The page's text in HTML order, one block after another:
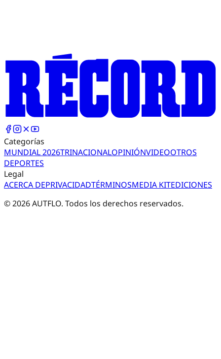
Categorías
MUNDIAL 2026TRINACIONALOPINIÓNVIDEOOTROS
DEPORTES
Legal
ACERCA DEPRIVACIDADTÉRMINOSMEDIA KITEDICIONES
©2026AUTFLO. Todos los derechos reservados.